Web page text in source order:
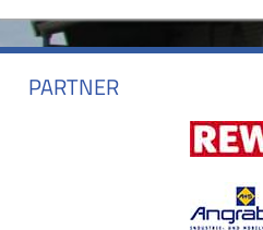
PARTNER